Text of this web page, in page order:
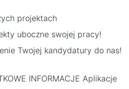
projektach
uboczne swojej pracy!
Twojej kandydatury do nas!
INFORMACJE Aplikacje